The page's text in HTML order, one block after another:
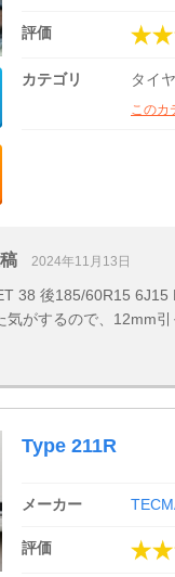
評価
カテゴリ タイ
このカ
2024年11月13日
38 後185/60R15
気がするので、12mm
Type 211R
メーカー
評価